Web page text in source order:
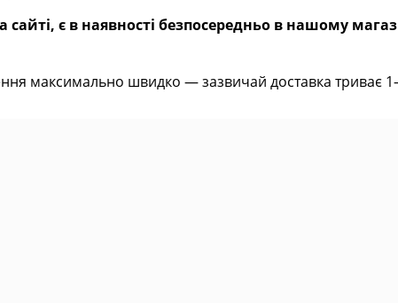
є в наявності безпосередньо в нашому
максимально швидко — зазвичай доставка триває